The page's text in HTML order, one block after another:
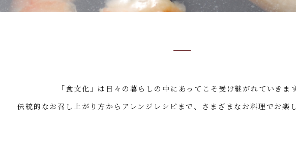
「食文化」は日々の暮らしの中にあってこそ受け継がれていきます
伝統的なお召し上がり方からアレンジレシピまで、さまざまなお料理でお楽